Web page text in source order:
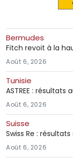
Bermudes
Fitch revoit à la
Août 6, 2026
Tunisie
ASTREE : résultats
Août 6, 2026
Suisse
Swiss Re :
Août 6, 2026